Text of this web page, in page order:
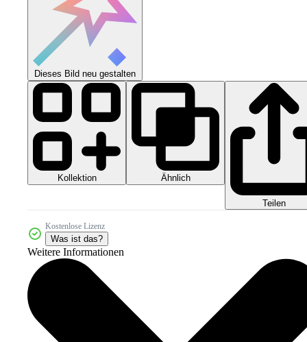
Dieses Bild neu gestalten
Kollektion Ähnlich
Teilen
Kostenlose Lizenz
Was ist das?
Weitere Informationen